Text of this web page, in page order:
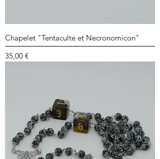
Chapelet "Tentaculte et Necronomicon"
Prix
35,00 €